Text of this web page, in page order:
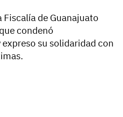
de Guanajuato
condenó
su solidaridad con